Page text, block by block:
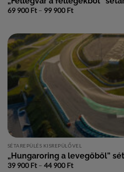
69 900Ft – 99 900FtÁrtartomány:
99
900 Ft
SÉTAREPÜLÉS KISREPÜLŐVEL
„Hungaroring a levegőből”
39 900Ft – 44 900FtÁrtartomány: